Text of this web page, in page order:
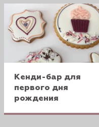
Кенди-бар для
первого дня
рождения